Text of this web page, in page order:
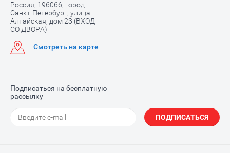
Россия, 196066, город
Санкт-Петербург, улица
Алтайская, дом 23 (ВХОД
СО ДВОРА)
Смотреть на карте
Подписаться на бесплатную
рассылку
ПОДПИСАТЬСЯ